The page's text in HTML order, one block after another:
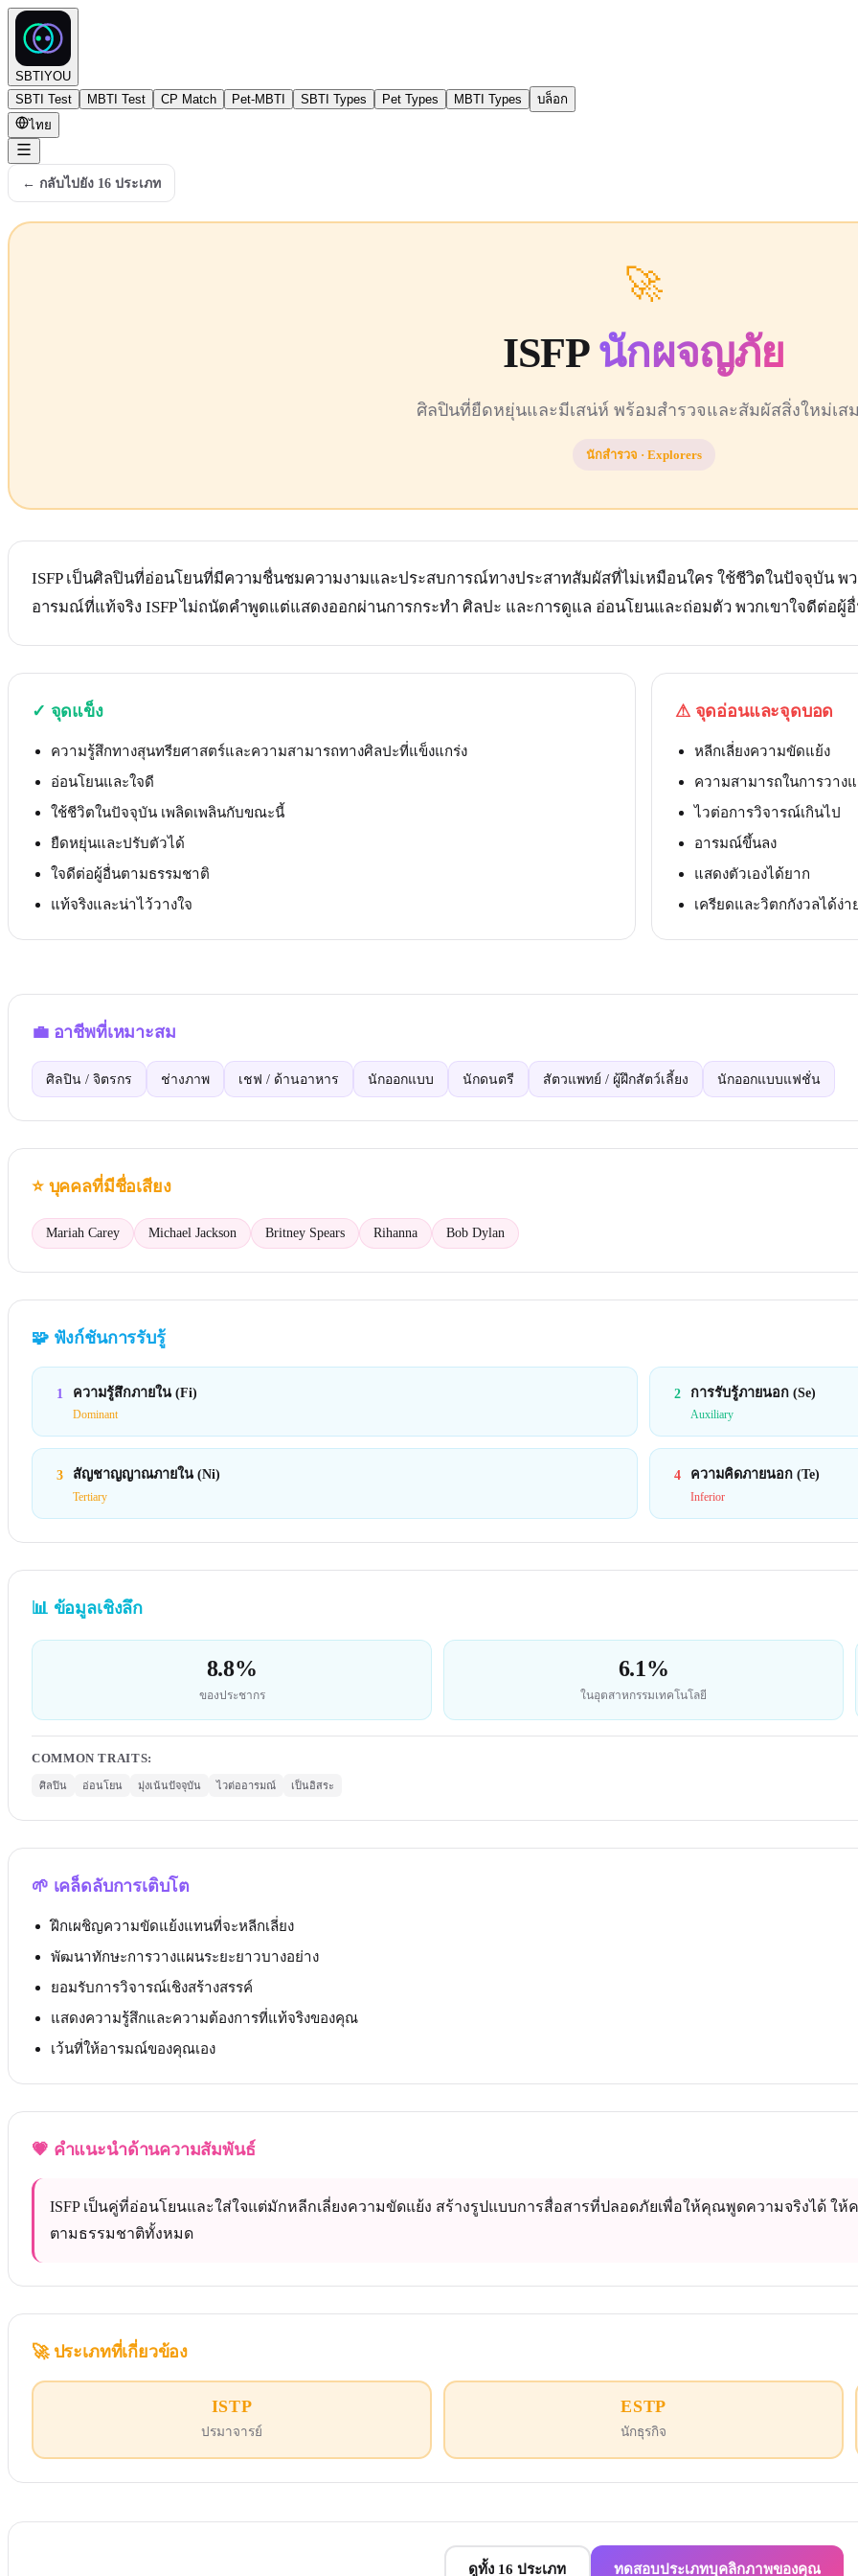
SBTIYOU
SBTI Test
MBTI Test CP Match Pet-MBTI SBTI Types Pet Types MBTI Types
บล็อก
ไทย
← กลับไปยัง 16 ประเภท
🚀
ISFP นักผจญภัย
ศิลปินที่ยืดหยุ่นและมีเสน่ห์ พร้อมสำรวจและสัมผัสสิ่งใหม่เส
นักสำรวจ · Explorers
ISFP เป็นศิลปินที่อ่อนโยนที่มีความชื่นชมความงามและประสบการณ์ทางประสาทสัมผัสที่ไม่เหมือนใคร ใช้ชีวิตในปัจจุบัน พ
อารมณ์ที่แท้จริง ISFP ไม่ถนัดคำพูดแต่แสดงออกผ่านการกระทำ ศิลปะ และการดูแล อ่อนโยนและถ่อมตัว พวกเขาใจดีต่อผู้
✓ จุดแข็ง
ความรู้สึกทางสุนทรียศาสตร์และความสามารถทางศิลปะที่แข็งแกร่ง
อ่อนโยนและใจดี
ใช้ชีวิตในปัจจุบัน เพลิดเพลินกับขณะนี้
ยืดหยุ่นและปรับตัวได้
ใจดีต่อผู้อื่นตามธรรมชาติ
แท้จริงและน่าไว้วางใจ
⚠ จุดอ่อนและจุดบอด
หลีกเลี่ยงความขัดแย้ง
ความสามารถในการวาง
ไวต่อการวิจารณ์เกินไป
อารมณ์ขึ้นลง
แสดงตัวเองได้ยาก
เครียดและวิตกกังวลได้ง่า
💼 อาชีพที่เหมาะสม
ศิลปิน / จิตรกร ช่างภาพ เชฟ / ด้านอาหาร นักออกแบบ นักดนตรี สัตวแพทย์ / ผู้ฝึกสัตว์เลี้ยง นักออกแบบแฟชั่น
⭐ บุคคลที่มีชื่อเสียง
Mariah Carey Michael Jackson Britney Spears Rihanna Bob Dylan
🧩 ฟังก์ชันการรับรู้
1 ความรู้สึกภายใน (Fi)
Dominant
2 การรับรู้ภายนอก (Se)
Auxiliary
3 สัญชาญญาณภายใน (Ni)
Tertiary
4 ความคิดภายนอก (Te)
Inferior
📊 ข้อมูลเชิงลึก
8.8%
ของประชากร
6.1%
ในอุตสาหกรรมเทคโนโลยี
COMMON TRAITS:
ศิลปิน อ่อนโยน มุ่งเน้นปัจจุบัน ไวต่ออารมณ์ เป็นอิสระ
🌱 เคล็ดลับการเติบโต
ฝึกเผชิญความขัดแย้งแทนที่จะหลีกเลี่ยง
พัฒนาทักษะการวางแผนระยะยาวบางอย่าง
ยอมรับการวิจารณ์เชิงสร้างสรรค์
แสดงความรู้สึกและความต้องการที่แท้จริงของคุณ
เว้นที่ให้อารมณ์ของคุณเอง
💗 คำแนะนำด้านความสัมพันธ์
ISFP เป็นคู่ที่อ่อนโยนและใส่ใจแต่มักหลีกเลี่ยงความขัดแย้ง สร้างรูปแบบการสื่อสารที่ปลอดภัยเพื่อให้คุณพูดความจริงได้ ใ
ตามธรรมชาติทั้งหมด
🚀 ประเภทที่เกี่ยวข้อง
ISTP
ปรมาจารย์
ESTP
นักธุรกิจ
ดูทั้ง 16 ประเภท ทดสอบประเภทบุคลิกภาพของคุณ